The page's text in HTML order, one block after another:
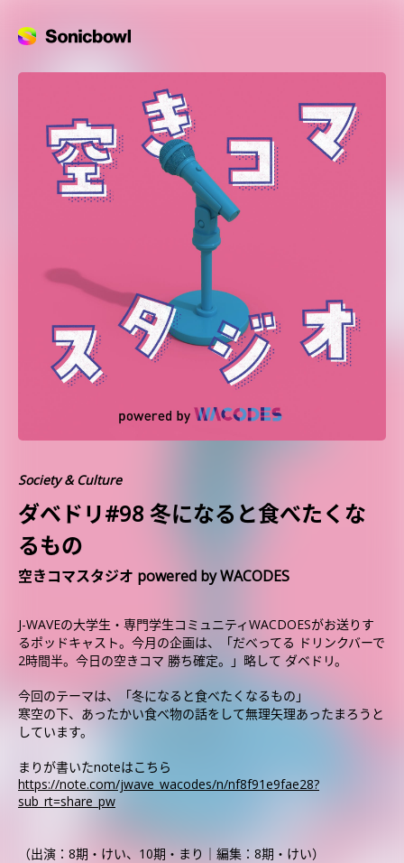
Society & Culture
ダベドリ#98 冬になると食べたくな
るもの
空きコマスタジオ powered by WACODES
J-WAVEの大学生・専門学生コミュニティWACDOESがお送りす
るポッドキャスト。今月の企画は、「だべってる ドリンクバーで
2時間半。今日の空きコマ 勝ち確定。」略して ダベドリ。
今回のテーマは、「冬になると食べたくなるもの」
寒空の下、あったかい食べ物の話をして無理矢理あったまろうと
しています。
まりが書いたnoteはこちら
https://note.com/jwave_wacodes/n/nf8f91e9fae28?
sub_rt=share_pw
（出演：8期・けい、10期・まり｜編集：8期・けい）